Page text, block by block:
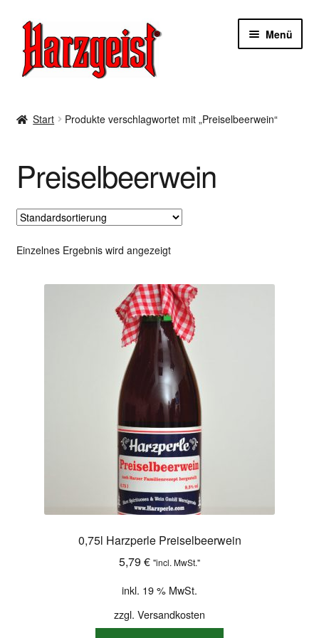
Zur
Navigation
springen
Zum
Inhalt
springen
Menü
Datenschutzerklärung
Impressum
Kasse
Mein Konto
Start Produkte verschlagwortet mit „Preiselbeerwein“
Preiselbeerwein
Einzelnes Ergebnis wird angezeigt
0,75l Harzperle Preiselbeerwein
5,79 € "incl. MwSt."
inkl. 19 % MwSt.
zzgl. Versandkosten